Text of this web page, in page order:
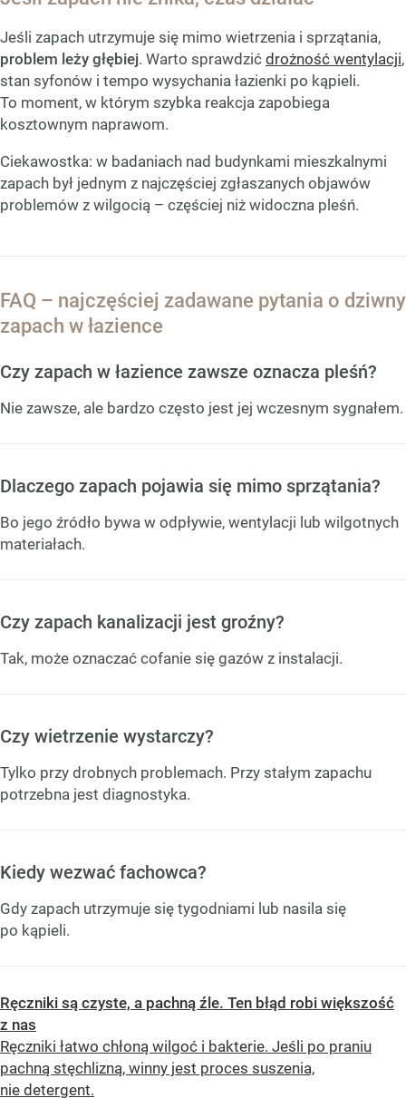
Jeśli zapach utrzymuje się mimo wietrzenia i sprzątania,
problem leży głębiej. Warto sprawdzić drożność wentylacji,
stan syfonów i tempo wysychania łazienki po kąpieli.
To moment, w którym szybka reakcja zapobiega
kosztownym naprawom.
Ciekawostka: w badaniach nad budynkami mieszkalnymi
zapach był jednym z najczęściej zgłaszanych objawów
problemów z wilgocią – częściej niż widoczna pleśń.
FAQ – najczęściej zadawane pytania o dziwny
zapach w łazience
Czy zapach w łazience zawsze oznacza pleśń?
Nie zawsze, ale bardzo często jest jej wczesnym sygnałem.
Dlaczego zapach pojawia się mimo sprzątania?
Bo jego źródło bywa w odpływie, wentylacji lub wilgotnych
materiałach.
Czy zapach kanalizacji jest groźny?
Tak, może oznaczać cofanie się gazów z instalacji.
Czy wietrzenie wystarczy?
Tylko przy drobnych problemach. Przy stałym zapachu
potrzebna jest diagnostyka.
Kiedy wezwać fachowca?
Gdy zapach utrzymuje się tygodniami lub nasila się
po kąpieli.
Ręczniki są czyste, a pachną źle. Ten błąd robi większość
z nas
Ręczniki łatwo chłoną wilgoć i bakterie. Jeśli po praniu
pachną stęchlizną, winny jest proces suszenia,
nie detergent.